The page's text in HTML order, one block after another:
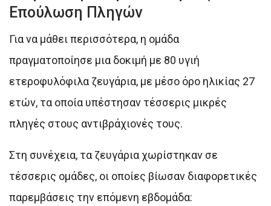
Επούλωση Πληγών
Για να μάθει περισσότερα, η ομάδα
πραγματοποίησε μια δοκιμή με 80 υγιή
ετεροφυλόφιλα ζευγάρια, με μέσο όρο ηλικίας 27
ετών, τα οποία υπέστησαν τέσσερις μικρές
πληγές στους αντιβράχιονές τους.
Στη συνέχεια, τα ζευγάρια χωρίστηκαν σε
τέσσερις ομάδες, οι οποίες βίωσαν διαφορετικές
παρεμβάσεις την επόμενη εβδομάδα: